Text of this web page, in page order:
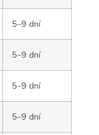
5–9 dní
5–9 dní
5–9 dní
5–9 dní